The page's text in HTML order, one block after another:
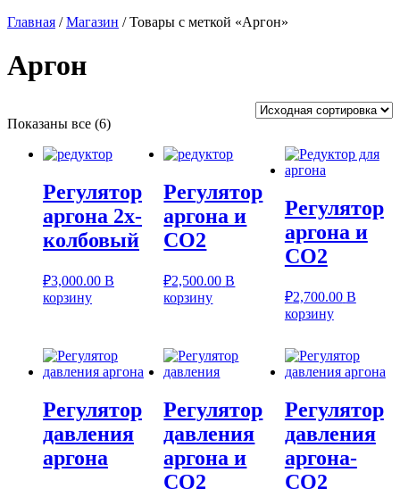
Главная /Магазин / Товары с меткой «Аргон»
Аргон
Показаны все (6)
Регулятор
аргона 2х-
колбовый
₽3,000.00 В
корзину
Регулятор
аргона и
СО2
₽2,500.00 В
корзину
Регулятор
аргона и
СО2
₽2,700.00 В
корзину
Регулятор
давления
аргона
Регулятор
давления
аргона и
СО2
Регулятор
давления
аргона-
СО2